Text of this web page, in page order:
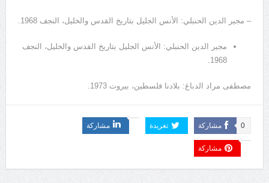
– مجير الدين الحنبلي: الأنس الجليل بتاريخ القدس والخليل، النجف 1968.
مجير الدين الحنبلي: الأنس الجليل بتاريخ القدس والخليل، النجف
1968.
مصطفى مراد الدباغ: بلادنا فلسطين، بيروت 1973.
مشاركة 0 تغريدة مشاركة
مشاركة